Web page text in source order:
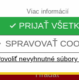
SPRAVOVAŤ
 PRIJAŤ
nevyhnutné súbory
Viac informácií